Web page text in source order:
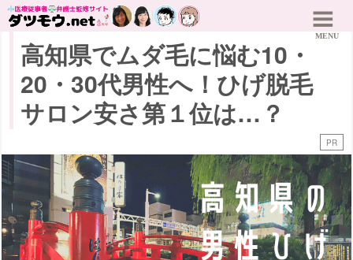
高知県でムダ毛に悩む10・
20・30代男性へ！ひげ脱毛
サロン安さ第１位は…？
PR